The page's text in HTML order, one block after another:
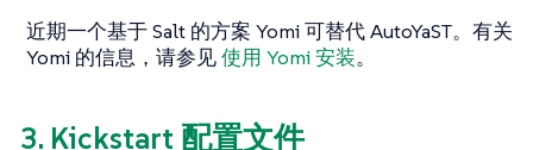
近期一个基于 Salt 的方案 Yomi 可替代 AutoYaST。有关
Yomi 的信息，请参见使用 Yomi 安装。
3. Kickstart 配置文件